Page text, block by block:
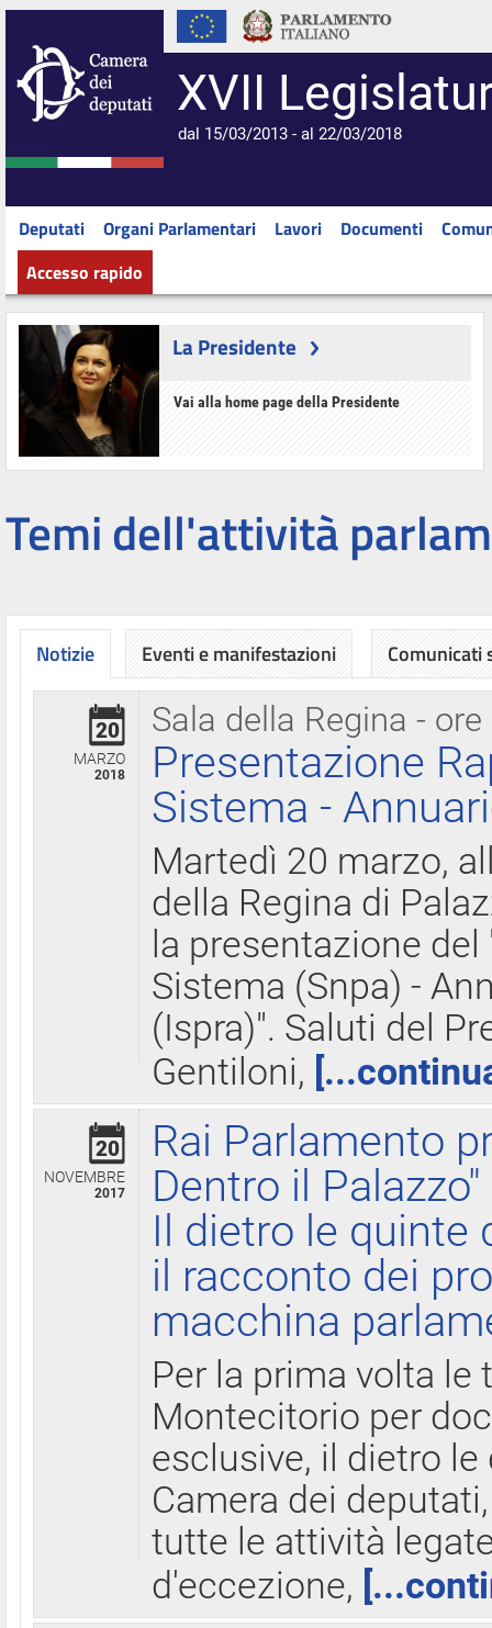
XVII
dal 15/03/2013 - al 22/03/2018
Deputati Organi Parlamentari Lavori Documenti
Accesso rapido
La Presidente
Vai alla home page della Presidente
Temi dell'attività
Notizie
Sala della Regina - ore
20
MARZO
2018
Presentazione
Sistema -
Martedì 20 marzo,
della Regina di
la presentazione
Sistema (Snpa) -
(Ispra)". Saluti del
Gentiloni,
20
NOVEMBRE
2017
Rai Parlamento
Dentro il Palazzo"
Il dietro le quinte
il racconto dei
macchina
Per la prima volta le
Montecitorio per
esclusive, il dietro
Camera dei
tutte le attività
d'eccezione,
Eventi e manifestazioni Comunicati